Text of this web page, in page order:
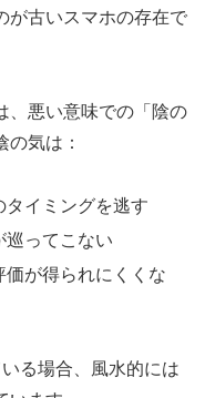
が古いスマホの存在で
、悪い意味での「陰の
気は：
タイミングを逃す
巡ってこない
価が得られにくくな
る場合、風水的には